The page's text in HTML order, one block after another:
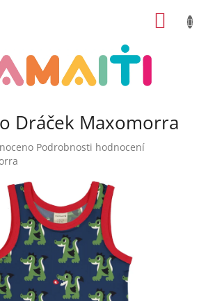
Dráček Maxomorra
Podrobnosti hodnocení